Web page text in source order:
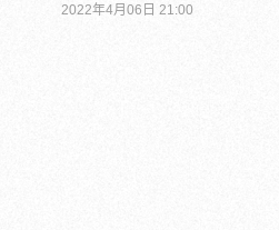
2022年4月06日 21:00